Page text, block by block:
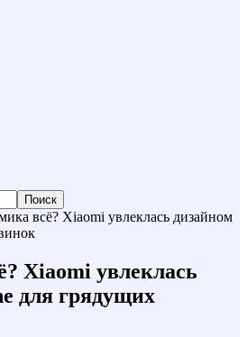
всё? Xiaomi увлеклась дизайном
Xiaomi увлеклась
для грядущих